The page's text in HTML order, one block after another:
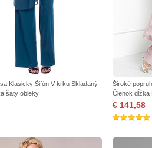
Klasický Šifón V krku Skladaný
šaty obleky
Široké
Členok dĺžka
€ 141,58